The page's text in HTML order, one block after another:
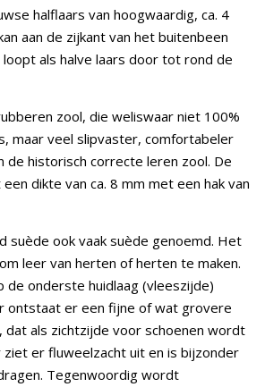
halflaars van hoogwaardig, ca. 4
aan de zijkant van het buitenbeen
als halve laars door tot rond de
zool, die weliswaar niet 100%
maar veel slipvaster, comfortabeler
de historisch correcte leren zool. De
dikte van ca. 8 mm met een hak van
suède ook vaak suède genoemd. Het
leer van herten of herten te maken.
de onderste huidlaag (vleeszijde)
ontstaat er een fijne of wat grovere
dat als zichtzijde voor schoenen wordt
ziet er fluweelzacht uit en is bijzonder
Tegenwoordig wordt